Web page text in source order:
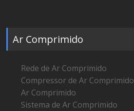
Ar Comprimido
Rede de Ar Comprimido
Compressor de Ar Comprimido
Ar Comprimido
Sistema de Ar Comprimido